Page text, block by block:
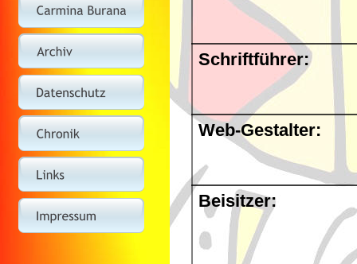
Schriftführer:
Web-Gestalter:
Beisitzer: